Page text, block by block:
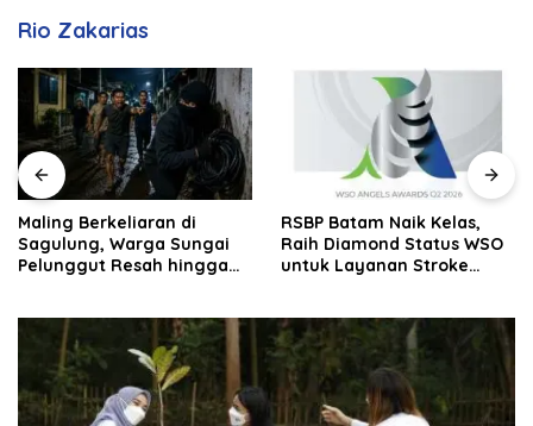
Rio Zakarias
Maling Berkeliaran di
Sagulung, Warga Sungai
Pelunggut Resah hingga
RSBP Batam Naik Kelas,
Raih Diamond Status WSO
untuk Layanan Stroke